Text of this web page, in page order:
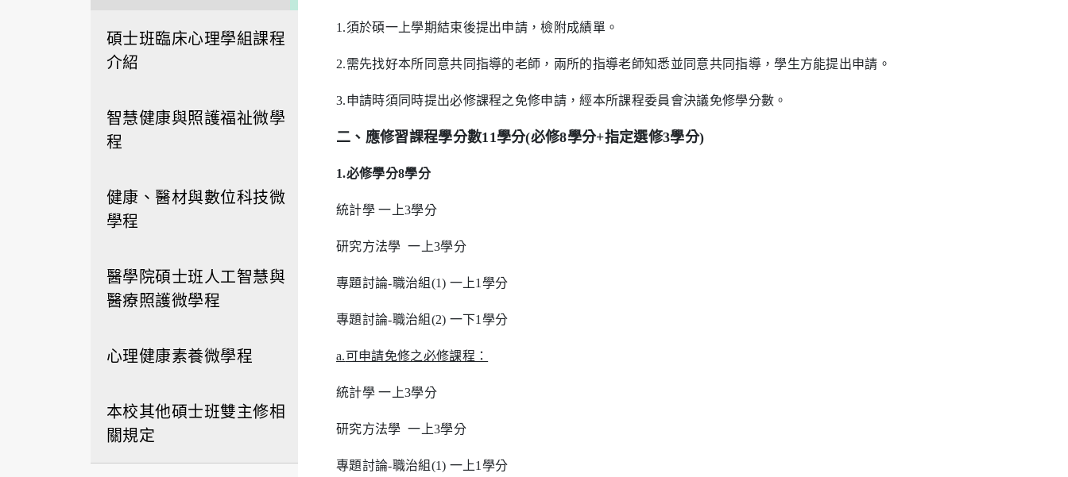
碩士班臨床心理學組課程
介紹
智慧健康與照護福祉微學
程
健康、醫材與數位科技微
學程
醫學院碩士班人工智慧與
醫療照護微學程
心理健康素養微學程
本校其他碩士班雙主修相
關規定
1.須於碩一上學期結束後提出申請，檢附成績單。
2.需先找好本所同意共同指導的老師，兩所的指導老師知悉並同意共同指導，學生方能提出申請。
3.申請時須同時提出必修課程之免修申請，經本所課程委員會決議免修學分數。
二、應修習課程學分數11學分(必修8學分+指定選修3學分)
1.必修學分8學分
統計學 一上3學分
研究方法學 一上3學分
專題討論-職治組(1) 一上1學分
專題討論-職治組(2) 一下1學分
a.可申請免修之必修課程：
統計學 一上3學分
研究方法學 一上3學分
專題討論-職治組(1) 一上1學分